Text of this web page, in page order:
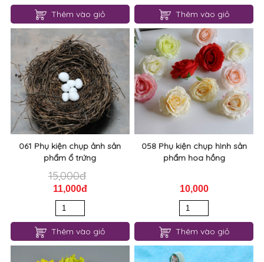
Thêm vào giỏ Thêm vào giỏ
061 Phụ kiện chụp ảnh sản
phẩm ổ trứng
15,000đ
11,000đ
Thêm vào giỏ
058 Phụ kiện chụp hình sản
phẩm hoa hồng
10,000
Thêm vào giỏ